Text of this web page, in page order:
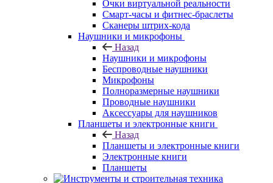
Очки виртуальной реальности
Смарт-часы и фитнес-браслеты
Сканеры штрих-кода
Наушники и микрофоны
Назад
Наушники и микрофоны
Беспроводные наушники
Микрофоны
Полноразмерные наушники
Проводные наушники
Аксессуары для наушников
Планшеты и электронные книги
Назад
Планшеты и электронные книги
Электронные книги
Планшеты